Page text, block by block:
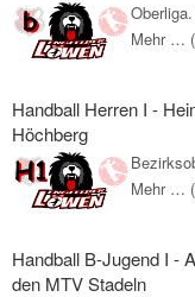
Mehr …
Handball Herren I -
Höchberg
Mehr …
Handball B-Jugend I -
den MTV Stadeln